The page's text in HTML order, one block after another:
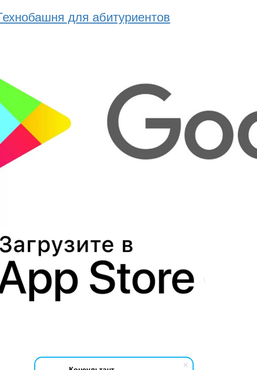
для абитуриентов